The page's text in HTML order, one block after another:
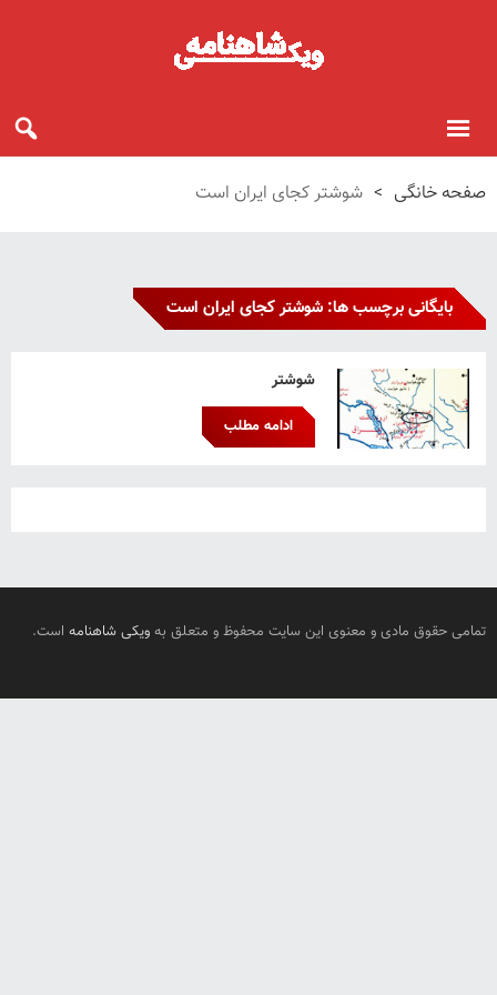
صفحه خانگی > شوشتر کجای ایران است
بایگانی برچسب ها: شوشتر کجای ایران است
شوشتر
ادامه مطلب
تمامی حقوق مادی و معنوی این سایت محفوظ و متعلق به ویکی شاهنامه است.